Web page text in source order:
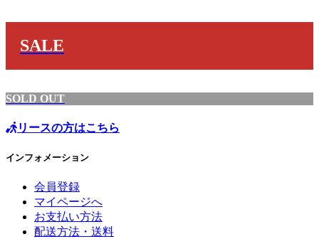
SALE
SOLD OUT
リースの方はこちら
インフォメーション
会員登録
マイページへ
お支払い方法
配送方法・送料